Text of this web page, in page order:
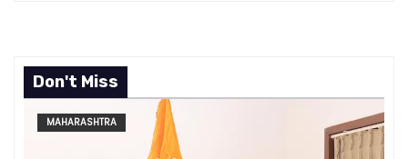
Don't Miss
MAHARASHTRA